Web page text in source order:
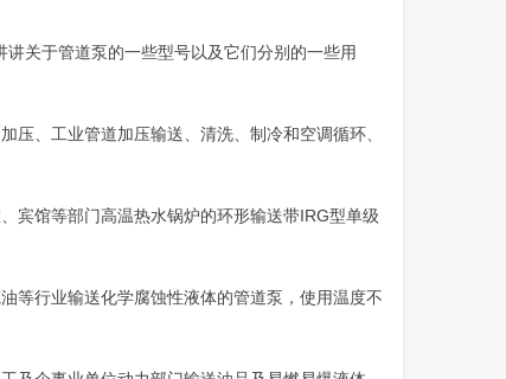
关于管道泵的一些型号以及它们分别的一些用
加压、 工业管道加压输送、 清洗、 制冷和空调循环、
宾馆等部门高温热水锅炉的环形输送带IRG型单级
等行业输送化学腐蚀性液体的管道泵，使用温度不